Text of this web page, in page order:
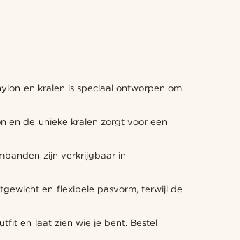
en kralen is speciaal ontworpen om
en de unieke kralen zorgt voor een
zijn verkrijgbaar in
en flexibele pasvorm, terwijl de
en laat zien wie je bent. Bestel